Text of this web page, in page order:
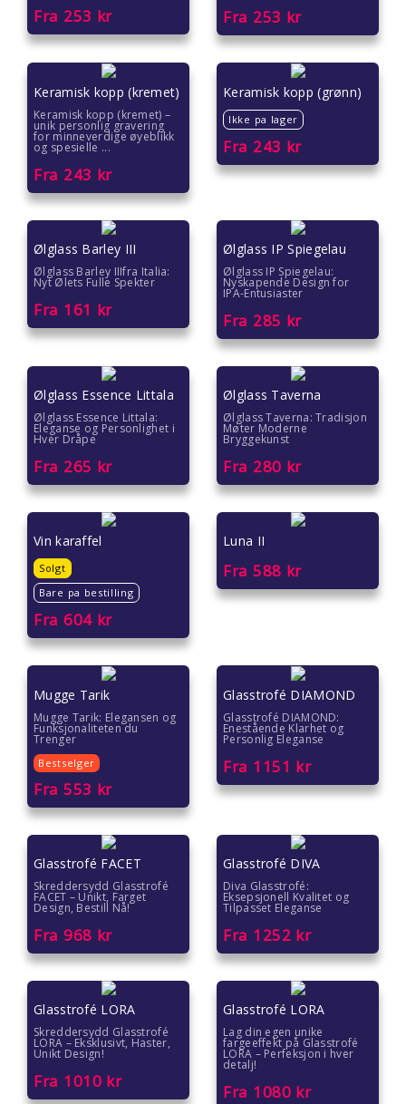
Fra 253 kr Fra 253 kr
Keramisk kopp (kremet)
Keramisk kopp (kremet) –
unik personlig gravering
for minneverdige øyeblikk
og spesielle ...
Fra 243 kr
Keramisk kopp (grønn)
Ikke pa lager
Fra 243 kr
Ølglass Barley III
Ølglass Barley IIIfra Italia:
Nyt Ølets Fulle Spekter
Fra 161 kr
Ølglass IP Spiegelau
Ølglass IP Spiegelau:
Nyskapende Design for
IPA-Entusiaster
Fra 285 kr
Ølglass Essence Littala
Ølglass Essence Littala:
Eleganse og Personlighet i
Hver Dråpe
Fra 265 kr
Ølglass Taverna
Ølglass Taverna: Tradisjon
Møter Moderne
Bryggekunst
Fra 280 kr
Vin karaffel
Solgt
Bare pa bestilling
Fra 604kr
Luna II
Fra 588 kr
Mugge Tarik
Mugge Tarik: Elegansen og
Funksjonaliteten du
Trenger
Bestselger
Fra 553 kr
Glasstrofé DIAMOND
Glasstrofé DIAMOND:
Enestående Klarhet og
Personlig Eleganse
Fra 1151 kr
Glasstrofé FACET
Skreddersydd Glasstrofé
FACET – Unikt, Farget
Design, Bestill Nå!
Fra 968 kr
Glasstrofé DIVA
Diva Glasstrofé:
Eksepsjonell Kvalitet og
Tilpasset Eleganse
Fra 1252 kr
Glasstrofé LORA
Skreddersydd Glasstrofé
LORA – Eksklusivt, Haster,
Unikt Design!
Fra 1010 kr
Glasstrofé LORA
Lag din egen unike
fargeeffekt på Glasstrofé
LORA – Perfeksjon i hver
detalj!
Fra 1080 kr